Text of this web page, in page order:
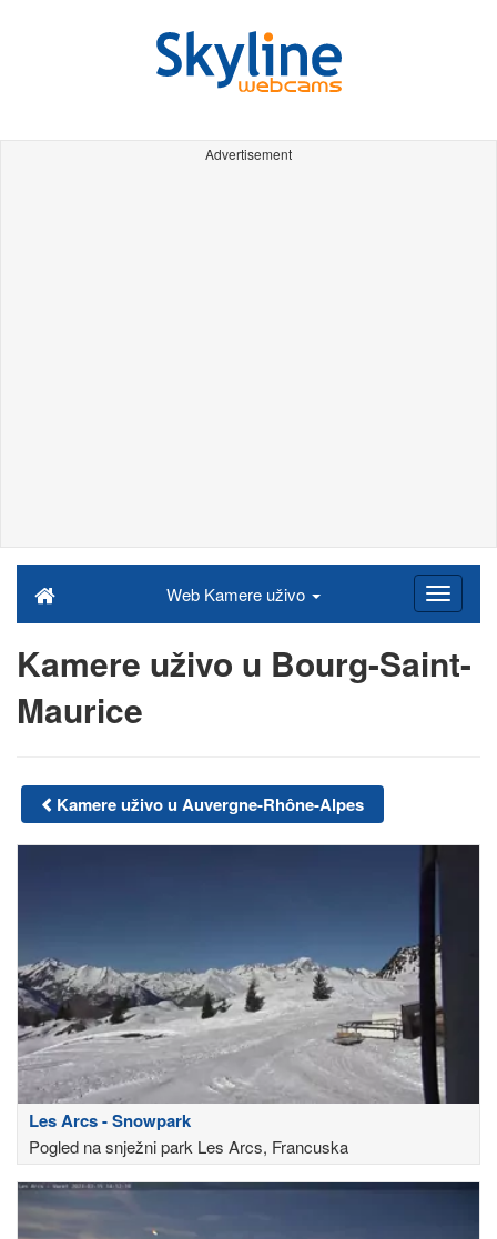
Advertisement
Web Kamere uživo
Kamere uživo u Bourg-Saint-
Maurice
Kamere uživo u Auvergne-Rhône-Alpes
Les Arcs - Snowpark
Pogled na snježni park Les Arcs, Francuska